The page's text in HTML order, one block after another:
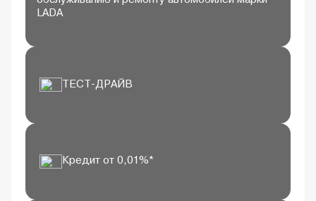
LADA
ТЕСТ-ДРАЙВ
Кредит от 0,01%*